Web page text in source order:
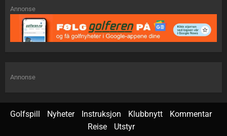
Annonse
Annonse
Golfspill Nyheter Instruksjon Klubbnytt
Kommentar
Reise
Utstyr